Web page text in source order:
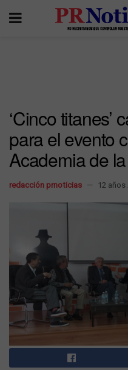
‘Cinco titanes’
para el evento
Academia de
redacción prnoticias 12 años